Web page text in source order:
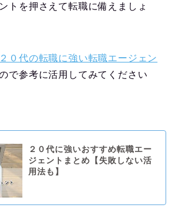
トを押さえて転職に備えましょ
２０代の転職に強い転職エージェン
で参考に活用してみてください
２０代に強いおすすめ転職エー
ジェントまとめ【失敗しない活
用法も】